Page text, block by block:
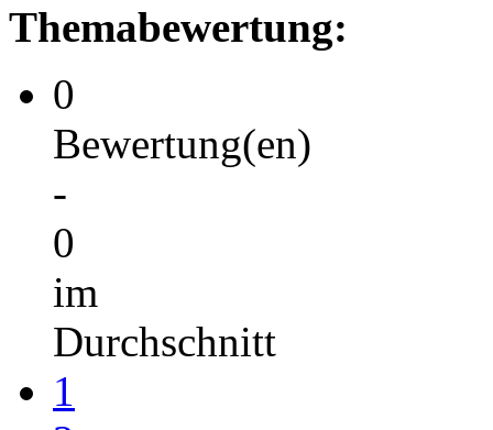
Themabewertung:
0
Bewertung(en)
-
0
im
Durchschnitt
1